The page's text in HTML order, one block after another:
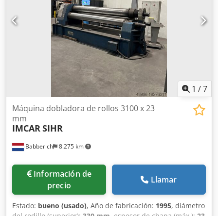
1 /7
Babberich 8.275 km
Máquina dobladora de rollos 3100 x 23
mm
IMCARSIHR
Información de
precio
Llamar
Estado: bueno (usado), Año de fabricación: 1995, diámetro